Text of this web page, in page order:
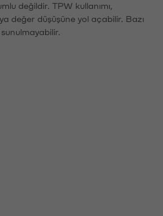
değildir. TPW kullanımı,
değer düşüşüne yol açabilir. Bazı